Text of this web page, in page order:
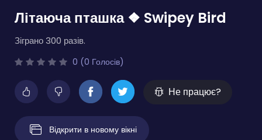
Літаюча пташка ❖ Swipey Bird
Зіграно 300 разів.
0 (0 Голосів)
Не працює?
Відкрити в новому вікні